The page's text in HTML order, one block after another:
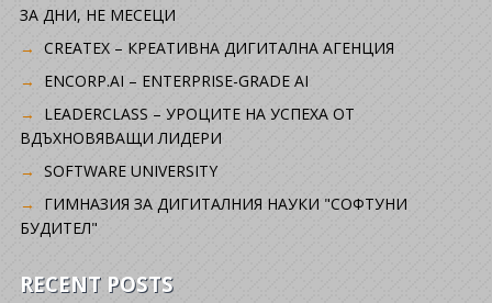
ЗА ДНИ, НЕ МЕСЕЦИ
CREATEX – КРЕАТИВНА ДИГИТАЛНА АГЕНЦИЯ
ENCORP.AI – ENTERPRISE-GRADE AI
LEADERCLASS – УРОЦИТЕ НА УСПЕХА ОТ
ВДЪХНОВЯВАЩИ ЛИДЕРИ
SOFTWARE UNIVERSITY
ГИМНАЗИЯ ЗА ДИГИТАЛНИЯ НАУКИ "СОФТУНИ
БУДИТЕЛ"
RECENT POSTS